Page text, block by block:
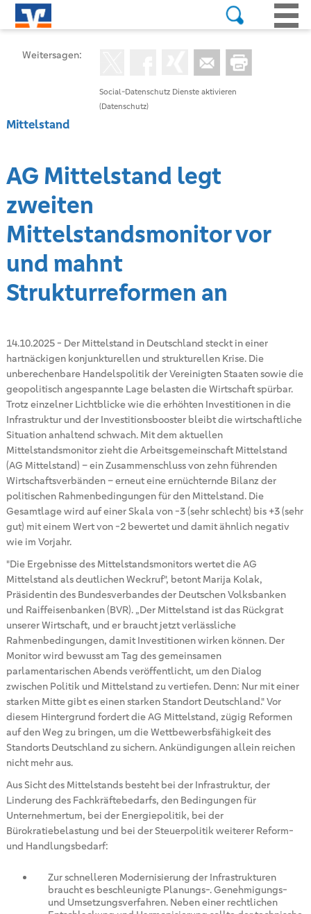
Social-Datenschutz Dienste aktivieren
(Datenschutz)
Weitersagen:
Mittelstand
AG Mittelstand legt
zweiten
Mittelstandsmonitor vor
und mahnt
Strukturreformen an
14.10.2025- Der Mittelstand in Deutschland steckt in einer
hartnäckigen konjunkturellen und strukturellen Krise. Die
unberechenbare Handelspolitik der Vereinigten Staaten sowie die
geopolitisch angespannte Lage belasten die Wirtschaft spürbar.
Trotz einzelner Lichtblicke wie die erhöhten Investitionen in die
Infrastruktur und der Investitionsbooster bleibt die wirtschaftliche
Situation anhaltend schwach. Mit dem aktuellen
Mittelstandsmonitor zieht die Arbeitsgemeinschaft Mittelstand
(AG Mittelstand) – ein Zusammenschluss von zehn führenden
Wirtschaftsverbänden – erneut eine ernüchternde Bilanz der
politischen Rahmenbedingungen für den Mittelstand. Die
Gesamtlage wird auf einer Skala von -3 (sehr schlecht) bis +3 (sehr
gut) mit einem Wert von -2 bewertet und damit ähnlich negativ
wie im Vorjahr.
"Die Ergebnisse des Mittelstandsmonitors wertet die AG
Mittelstand als deutlichen Weckruf", betont Marija Kolak,
Präsidentin des Bundesverbandes der Deutschen Volksbanken
und Raiffeisenbanken (BVR). „Der Mittelstand ist das Rückgrat
unserer Wirtschaft, und er braucht jetzt verlässliche
Rahmenbedingungen, damit Investitionen wirken können. Der
Monitor wird bewusst am Tag des gemeinsamen
parlamentarischen Abends veröffentlicht, um den Dialog
zwischen Politik und Mittelstand zu vertiefen. Denn: Nur mit einer
starken Mitte gibt es einen starken Standort Deutschland." Vor
diesem Hintergrund fordert die AG Mittelstand, zügig Reformen
auf den Weg zu bringen, um die Wettbewerbsfähigkeit des
Standorts Deutschland zu sichern. Ankündigungen allein reichen
nicht mehr aus.
Aus Sicht des Mittelstands besteht bei der Infrastruktur, der
Linderung des Fachkräftebedarfs, den Bedingungen für
Unternehmertum, bei der Energiepolitik, bei der
Bürokratiebelastung und bei der Steuerpolitik weiterer Reform-
und Handlungsbedarf:
Zur schnelleren Modernisierung der Infrastrukturen
braucht es beschleunigte Planungs-. Genehmigungs-
und Umsetzungsverfahren. Neben einer rechtlichen